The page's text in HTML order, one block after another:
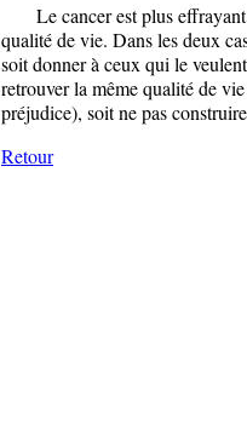
Le cancer est plus effrayant
qualité de vie. Dans les deux
soit donner à ceux qui le
retrouver la même qualité de
préjudice), soit ne pas
Retour